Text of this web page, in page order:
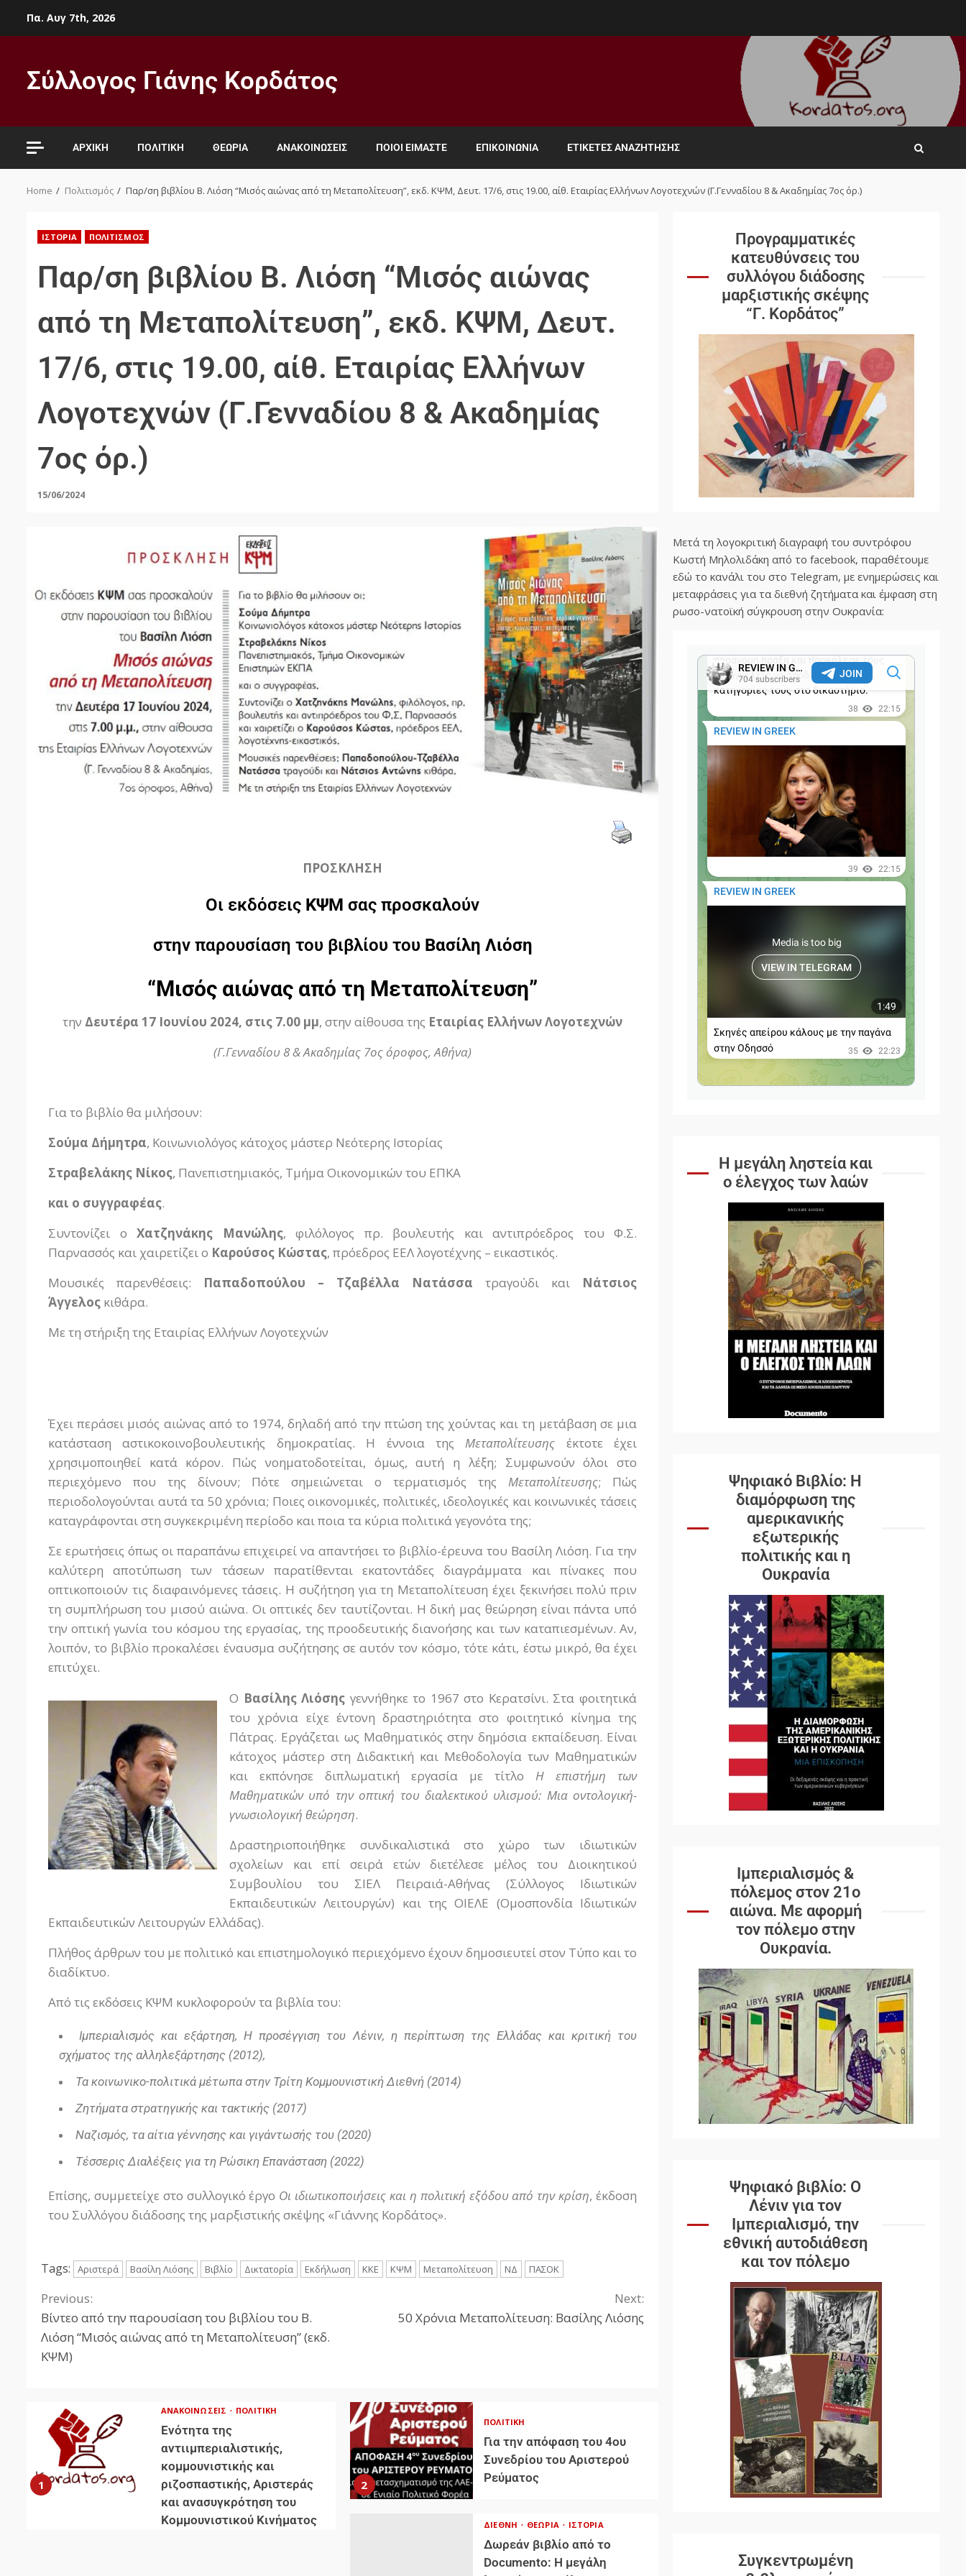
Πα. Αυγ 7th, 2026
Σύλλογος Γιάνης Κορδάτος
ΑΡΧΙΚΉ ΠΟΛΙΤΙΚΉ ΘΕΩΡΊΑ ΑΝΑΚΟΙΝΏΣΕΙΣ ΠΟΙΟΙ ΕΊΜΑΣΤΕ ΕΠΙΚΟΙΝΩΝΊΑ ΕΤΙΚΈΤΕΣ ΑΝΑΖΉΤΗΣΗΣ
Home Πολιτισμός Παρ/ση βιβλίου Β. Λιόση “Μισός αιώνας από τη Μεταπολίτευση”, εκδ. ΚΨΜ, Δευτ. 17/6, στις 19.00, αίθ. Εταιρίας Ελλήνων Λογοτεχνών (Γ.Γενναδίου 8 & Ακαδημίας 7ος όρ.)
ΙΣΤΟΡΊΑ ΠΟΛΙΤΙΣΜΌΣ
Παρ/ση βιβλίου Β. Λιόση “Μισός αιώνας
από τη Μεταπολίτευση”, εκδ. ΚΨΜ, Δευτ.
17/6, στις 19.00, αίθ. Εταιρίας Ελλήνων
Λογοτεχνών (Γ.Γενναδίου 8 & Ακαδημίας
7ος όρ.)
15/06/2024
ΠΡΟΣΚΛΗΣΗ
Οι εκδόσεις ΚΨΜ σας προσκαλούν
στην παρουσίαση του βιβλίου του Βασίλη Λιόση
“Μισός αιώνας από τη Μεταπολίτευση”
την Δευτέρα 17 Ιουνίου 2024, στις 7.00 μμ, στην αίθουσα της Εταιρίας Ελλήνων Λογοτεχνών
(Γ.Γενναδίου 8 & Ακαδημίας 7ος όροφος, Αθήνα)
Για το βιβλίο θα μιλήσουν:
Σούμα Δήμητρα, Κοινωνιολόγος κάτοχος μάστερ Νεότερης Ιστορίας
Στραβελάκης Νίκος, Πανεπιστημιακός, Τμήμα Οικονομικών του ΕΠΚΑ
και ο συγγραφέας.
Συντονίζει ο Χατζηνάκης Μανώλης, φιλόλογος πρ. βουλευτής και αντιπρόεδρος του Φ.Σ.
Παρνασσός και χαιρετίζει ο Καρούσος Κώστας, πρόεδρος ΕΕΛ λογοτέχνης – εικαστικός.
Μουσικές παρενθέσεις: Παπαδοπούλου – Τζαβέλλα Νατάσσα τραγούδι και Νάτσιος
Άγγελος κιθάρα.
Με τη στήριξη της Εταιρίας Ελλήνων Λογοτεχνών
Έχει περάσει μισός αιώνας από το 1974, δηλαδή από την πτώση της χούντας και τη μετάβαση σε μια
κατάσταση αστικοκοινοβουλευτικής δημοκρατίας. Η έννοια της Μεταπολίτευσης έκτοτε έχει
χρησιμοποιηθεί κατά κόρον. Πώς νοηματοδοτείται, όμως, αυτή η λέξη; Συμφωνούν όλοι στο
περιεχόμενο που της δίνουν; Πότε σημειώνεται ο τερματισμός της Μεταπολίτευσης; Πώς
περιοδολογούνται αυτά τα 50 χρόνια; Ποιες οικονομικές, πολιτικές, ιδεολογικές και κοινωνικές τάσεις
καταγράφονται στη συγκεκριμένη περίοδο και ποια τα κύρια πολιτικά γεγονότα της;
Σε ερωτήσεις όπως οι παραπάνω επιχειρεί να απαντήσει το βιβλίο-έρευνα του Βασίλη Λιόση. Για την
καλύτερη αποτύπωση των τάσεων παρατίθενται εκατοντάδες διαγράμματα και πίνακες που
οπτικοποιούν τις διαφαινόμενες τάσεις. Η συζήτηση για τη Μεταπολίτευση έχει ξεκινήσει πολύ πριν
τη συμπλήρωση του μισού αιώνα. Οι οπτικές δεν ταυτίζονται. Η δική μας θεώρηση είναι πάντα υπό
την οπτική γωνία του κόσμου της εργασίας, της προοδευτικής διανοήσης και των καταπιεσμένων. Αν,
λοιπόν, το βιβλίο προκαλέσει έναυσμα συζήτησης σε αυτόν τον κόσμο, τότε κάτι, έστω μικρό, θα έχει
επιτύχει.
Ο Βασίλης Λιόσης γεννήθηκε το 1967 στο Κερατσίνι. Στα φοιτητικά
του χρόνια είχε έντονη δραστηριότητα στο φοιτητικό κίνημα της
Πάτρας. Εργάζεται ως Μαθηματικός στην δημόσια εκπαίδευση. Είναι
κάτοχος μάστερ στη Διδακτική και Μεθοδολογία των Μαθηματικών
και εκπόνησε διπλωματική εργασία με τίτλο Η επιστήμη των
Μαθηματικών υπό την οπτική του διαλεκτικού υλισμού: Μια οντολογική-
γνωσιολογική θεώρηση.
Δραστηριοποιήθηκε συνδικαλιστικά στο χώρο των ιδιωτικών
σχολείων και επί σειρά ετών διετέλεσε μέλος του Διοικητικού
Συμβουλίου του ΣΙΕΛ Πειραιά-Αθήνας (Σύλλογος Ιδιωτικών
Εκπαιδευτικών Λειτουργών) και της ΟΙΕΛΕ (Ομοσπονδία Ιδιωτικών
Εκπαιδευτικών Λειτουργών Ελλάδας).
Πλήθος άρθρων του με πολιτικό και επιστημολογικό περιεχόμενο έχουν δημοσιευτεί στον Τύπο και το
διαδίκτυο.
Από τις εκδόσεις ΚΨΜ κυκλοφορούν τα βιβλία του:
Ιμπεριαλισμός και εξάρτηση, Η προσέγγιση του Λένιν, η περίπτωση της Ελλάδας και κριτική του
σχήματος της αλληλεξάρτησης (2012),
Τα κοινωνικο-πολιτικά μέτωπα στην Τρίτη Κομμουνιστική Διεθνή (2014)
Ζητήματα στρατηγικής και τακτικής (2017)
Ναζισμός, τα αίτια γέννησης και γιγάντωσής του (2020)
Τέσσερις Διαλέξεις για τη Ρώσικη Επανάσταση (2022)
Επίσης, συμμετείχε στο συλλογικό έργο Οι ιδιωτικοποιήσεις και η πολιτική εξόδου από την κρίση, έκδοση
του Συλλόγου διάδοσης της μαρξιστικής σκέψης «Γιάννης Κορδάτος».
Tags: Αριστερά Βασίλη Λιόσης Βιβλίο Δικτατορία Εκδήλωση ΚΚΕ ΚΨΜ Μεταπολίτευση ΝΔ ΠΑΣΟΚ
Previous:
Βίντεο από την παρουσίαση του βιβλίου του Β.
Λιόση “Μισός αιώνας από τη Μεταπολίτευση” (εκδ.
ΚΨΜ)
Next:
50 Χρόνια Μεταπολίτευση: Βασίλης Λιόσης
1
ΑΝΑΚΟΙΝΏΣΕΙΣ ΠΟΛΙΤΙΚΉ
Ενότητα της
αντιιμπεριαλιστικής,
κομμουνιστικής και
ριζοσπαστικής, Αριστεράς
και ανασυγκρότηση του
Κομμουνιστικού Κινήματος
2
ΠΟΛΙΤΙΚΉ
Για την απόφαση του 4ου
Συνεδρίου του Αριστερού
Ρεύματος
ΔΙΕΘΝΉ ΘΕΩΡΊΑ ΙΣΤΟΡΊΑ
Δωρεάν βιβλίο από το
Documento: Η μεγάλη
Προγραμματικές
κατευθύνσεις του
συλλόγου διάδοσης
μαρξιστικής σκέψης
“Γ. Κορδάτος”
Μετά τη λογοκριτική διαγραφή του συντρόφου
Κωστή Μηλολιδάκη από το facebook, παραθέτουμε
εδώ το κανάλι του στο Telegram, με ενημερώσεις και
μεταφράσεις για τα διεθνή ζητήματα και έμφαση στη
ρωσο-νατοϊκή σύγκρουση στην Ουκρανία:
Η μεγάλη ληστεία και
ο έλεγχος των λαών
Ψηφιακό Βιβλίο: Η
διαμόρφωση της
αμερικανικής
εξωτερικής
πολιτικής και η
Ουκρανία
Ιμπεριαλισμός &
πόλεμος στον 21ο
αιώνα. Mε αφορμή
τον πόλεμο στην
Ουκρανία.
Ψηφιακό βιβλίο: Ο
Λένιν για τον
Ιμπεριαλισμό, την
εθνική αυτοδιάθεση
και τον πόλεμο
Συγκεντρωμένη